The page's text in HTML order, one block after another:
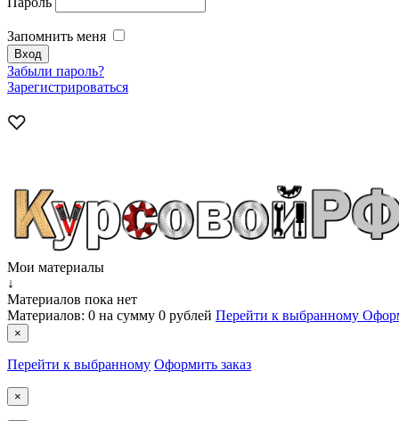
Запомнить меня
Забыли пароль?
Зарегистрироваться
Мои материалы
↓
Материалов пока нет
Материалов: 0 на сумму 0 рублей Перейти к выбранному
×
Перейти к выбранному Оформить заказ
×